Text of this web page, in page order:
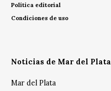
Política editorial
Condiciones de uso
Noticias de Mar del Plata
Mar del Plata